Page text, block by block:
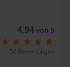
4,94von 5
150 Bewertungen